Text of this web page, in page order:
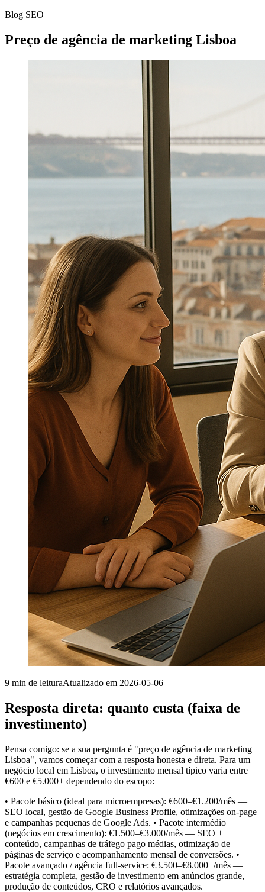
Blog SEO
Preço de agência de marketing Lisboa
9 min de leituraAtualizado em 2026-05-06
Resposta direta: quanto custa (faixa de
investimento)
Pensa comigo: se a sua pergunta é "preço de agência de marketing
Lisboa", vamos começar com a resposta honesta e direta. Para um
negócio local em Lisboa, o investimento mensal típico varia entre
€600 e €5.000+ dependendo do escopo:
• Pacote básico (ideal para microempresas): €600–€1.200/mês —
SEO local, gestão de Google Business Profile, otimizações on-page
e campanhas pequenas de Google Ads. • Pacote intermédio
(negócios em crescimento): €1.500–€3.000/mês — SEO +
conteúdo, campanhas de tráfego pago médias, otimização de
páginas de serviço e acompanhamento mensal de conversões. •
Pacote avançado / agência full-service: €3.500–€8.000+/mês —
estratégia completa, gestão de investimento em anúncios grande,
produção de conteúdos, CRO e relatórios avançados.